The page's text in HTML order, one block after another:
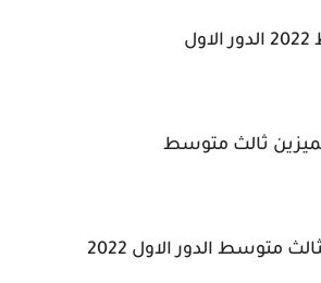
متوسط الدور الاول 2022